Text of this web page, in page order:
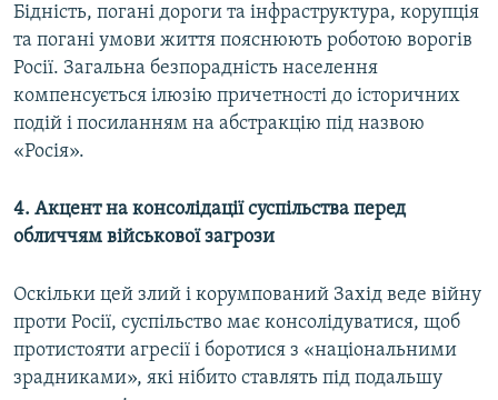
Бідність, погані дороги та інфраструктура, корупція
та погані умови життя пояснюють роботою ворогів
Росії. Загальна безпорадність населення
компенсується ілюзію причетності до історичних
подій і посиланням на абстракцію під назвою
«Росія».
4. Акцент на консолідації суспільства перед
обличчям військової загрози
Оскільки цей злий і корумпований Захід веде війну
проти Росії, суспільство має консолідуватися, щоб
протистояти агресії і боротися з «національними
зрадниками», які нібито ставлять під подальшу